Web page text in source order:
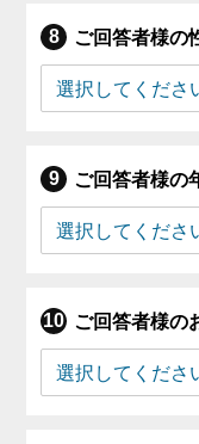
ご回答者様の
ご回答者様の
ご回答者様の